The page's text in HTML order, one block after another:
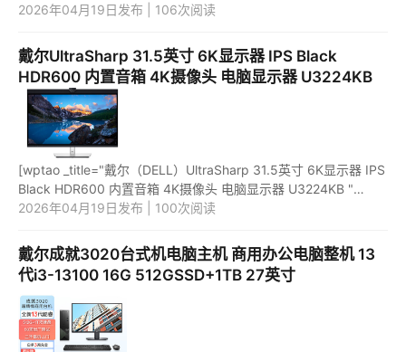
price="1699" url="https://item.jd.com/100020087030.html"
2026年04月19日发布 | 106次阅读
戴尔UltraSharp 31.5英寸 6K显示器 IPS Black
HDR600 内置音箱 4K摄像头 电脑显示器 U3224KB
[wptao _title="戴尔（DELL）UltraSharp 31.5英寸 6K显示器 IPS
Black HDR600 内置音箱 4K摄像头 电脑显示器 U3224KB "
price="19999" url="https://item.jd.com/100052266642.html"
2026年04月19日发布 | 100次阅读
戴尔成就3020台式机电脑主机 商用办公电脑整机 13
代i3-13100 16G 512GSSD+1TB 27英寸